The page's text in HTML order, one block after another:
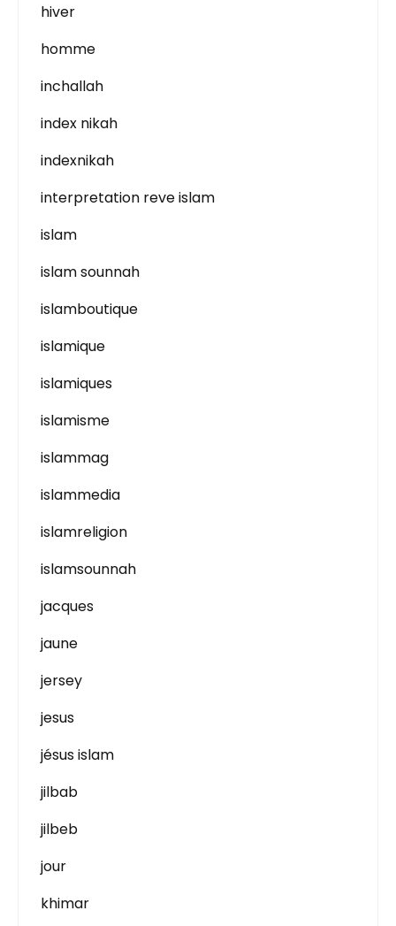
hiver
homme
inchallah
index nikah
indexnikah
interpretation reve islam
islam
islam sounnah
islamboutique
islamique
islamiques
islamisme
islammag
islammedia
islamreligion
islamsounnah
jacques
jaune
jersey
jesus
jésus islam
jilbab
jilbeb
jour
khimar